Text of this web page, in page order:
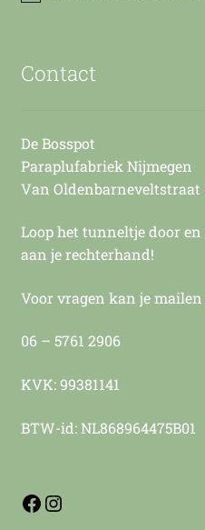
h
Contact
De Bosspot
Paraplufabriek Nijmegen
Van Oldenbarneveltstraat
Loop het tunneltje door
aan je rechterhand!
Voor vragen kan je
06 – 5761 2906
KVK: 99381141
BTW-id: NL868964475B01